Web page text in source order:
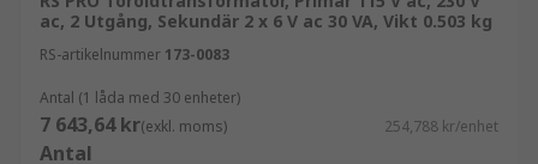
ac, 2 Utgång, Sekundär 2 x 6 V ac 30 VA, Vikt 0.503 kg
RS-artikelnummer 173-0083
Antal (1 låda med 30 enheter)
7 643,64 kr(exkl. moms) 254,788 kr/enhet
Antal